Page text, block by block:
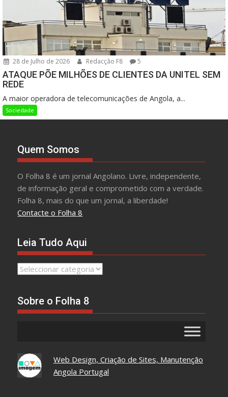
28 de Julho de 2026 Redacção F8 5
ATAQUE PÕE MILHÕES DE CLIENTES DA UNITEL SEM
REDE
A maior operadora de telecomunicações de Angola, a...
Sociedade
Quem Somos
O Folha 8 é um jornal Angolano. Livre, independente,
de informação geral e comprometido com a verdade.
Folha 8, mais do que um jornal, a liberdade!
Contacte o Folha 8
Leia Tudo Aqui
Leia
Sobre o Folha 8
Web Design, Criação de Sites, Manutenção
Angola Portugal